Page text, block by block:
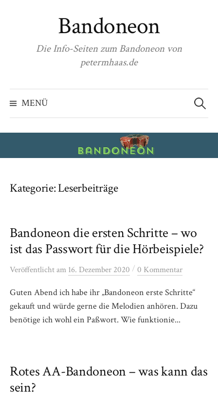
Bandoneon
Die Info-Seiten zum Bandoneon von
petermhaas.de
MENÜ
Suchen
nach:
Kategorie:Leserbeiträge
Bandoneon die ersten Schritte – wo
ist das Passwort für die Hörbeispiele?
Veröffentlichtam 16. Dezember 2020 / 0 Kommentar
Guten Abend ich habe ihr „Bandoneon erste Schritte“
gekauft und würde gerne die Melodien anhören. Dazu
benötige ich wohl ein Paßwort. Wie funktionie...
Rotes AA-Bandoneon – was kann das
sein?